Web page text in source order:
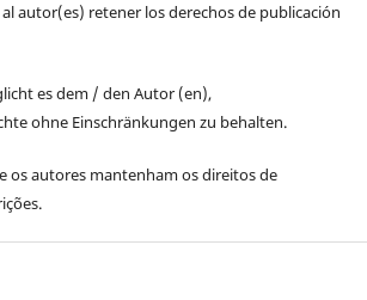
autor(es) retener los derechos de publicación
es dem / den Autor (en),
ohne Einschränkungen zu behalten.
os autores mantenham os direitos de